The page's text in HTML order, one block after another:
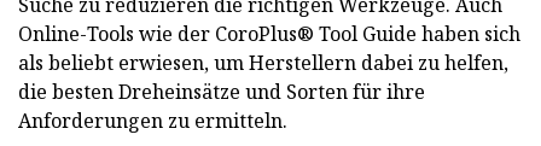
Online-Tools wie der CoroPlus® Tool Guide haben sich
als beliebt erwiesen, um Herstellern dabei zu helfen,
die besten Dreheinsätze und Sorten für ihre
Anforderungen zu ermitteln.